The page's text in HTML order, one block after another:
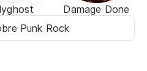
Damage Done
Punk Rock